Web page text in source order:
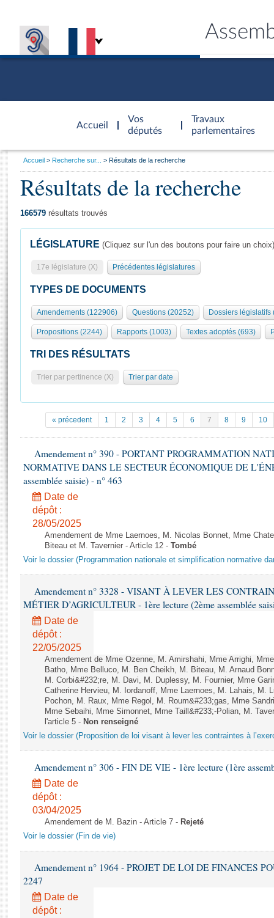
Accueil
d'accueil
Vos
députés
Travaux
parlementaires
Présidence
577 députés
Groupes politiques
Séance publique
Commissions et autres organes
Europe et International
Pétitions
Projets de loi
Propositions de loi
Amendements
Textes adoptés
Rapports d'information
Rapports d'enquête
Rapports législatifs
Baromètre de l’application des lois
Dossiers législatifs
Budget et sécurité sociale
Questions écrites et orales
Comptes rendus des débats
Général
Rôle et pouvoirs de l'Assemblée
Organisation de l'Assemblée
Présidence Conférence des Présidents Bureau Collège des
Statistiques et chiffres clés
Documents de référence
( Constitution | Règlement de l'Assemblée ... )
Juniors
Anciennes législatures
Liens vers les sites publics
Visiter l'Assemblée
Visite virtuelle du palais Bourbon
Assister à une séance
La Bibliothèque
Contacts et plan d'accès
Photos libres de droit
Vous
Accueil Recherche sur... Résultats de la recherche
Résultats de la recherche
166579 résultats trouvés
LÉGISLATURE (Cliquez sur l'un des boutons pour faire un choix)
17e législature (X) Précédentes législatures
TYPES DE DOCUMENTS
Amendements (122906) Questions (20252) Dossiers législatifs
Propositions (2244) Rapports (1003) Textes adoptés (693)
TRI DES RÉSULTATS
Trier par pertinence (X) Trier par date
« précedent 1 2 3 4 5 6 7 8 9 10
Amendement n° 390 - PORTANT PROGRAMMATION
NORMATIVE DANS LE SECTEUR ÉCONOMIQUE DE
assemblée saisie) - n° 463
Date de
dépôt :
28/05/2025
Amendement de Mme Laernoes, M. Nicolas Bonnet, Mme
Biteau et M. Tavernier - Article 12 - Tombé
Voir le dossier (Programmation nationale et simplification normative
Amendement n° 3328 - VISANT À LEVER LES
MÉTIER D’AGRICULTEUR - 1ère lecture (2ème assemblée
Date de
dépôt :
22/05/2025
Amendement de Mme Ozenne, M. Amirshahi, Mme Arrighi,
Batho, Mme Belluco, M. Ben Cheikh, M. Biteau, M. Arnaud
M. Corbi&#232;re, M. Davi, M. Duplessy, M. Fournier, Mme
Catherine Hervieu, M. Iordanoff, Mme Laernoes, M. Lahais, M.
Pochon, M. Raux, Mme Regol, M. Roum&#233;gas, Mme
Mme Sebaihi, Mme Simonnet, Mme Taill&#233;-Polian, M.
l'article 5 - Non renseigné
Voir le dossier (Proposition de loi visant à lever les contraintes à
Amendement n° 306 - FIN DE VIE - 1ère lecture (1ère
Date de
dépôt :
03/04/2025
Amendement de M. Bazin - Article 7 - Rejeté
Voir le dossier (Fin de vie)
Amendement n° 1964 - PROJET DE LOI DE FINANCES
2247
Date de
dépôt :